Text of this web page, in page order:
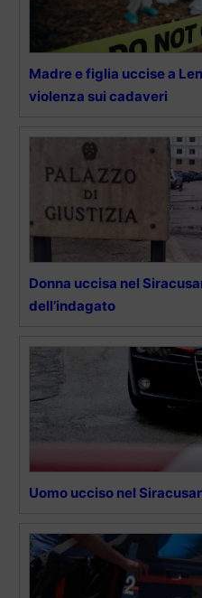
Madre e figlia uccise a
violenza sui cadaveri
Donna uccisa nel
dell’indagato
Uomo ucciso nel